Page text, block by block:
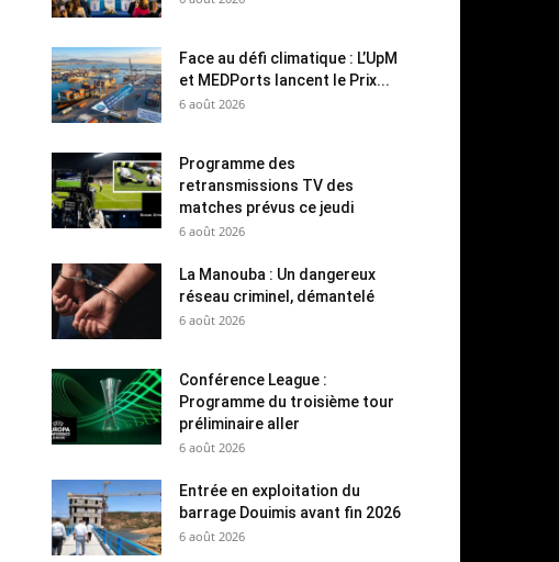
Face au défi climatique : L’UpM
et MEDPorts lancent le Prix...
6 août 2026
Programme des
retransmissions TV des
matches prévus ce jeudi
6 août 2026
La Manouba : Un dangereux
réseau criminel, démantelé
6 août 2026
Conférence League :
Programme du troisième tour
préliminaire aller
6 août 2026
Entrée en exploitation du
barrage Douimis avant fin 2026
6 août 2026